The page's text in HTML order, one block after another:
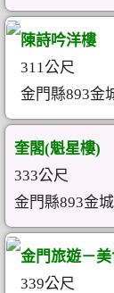
陳詩吟洋樓
311公尺
金門縣893金
奎閣(魁星樓)
333公尺
金門縣893金
金門旅遊－
339公尺